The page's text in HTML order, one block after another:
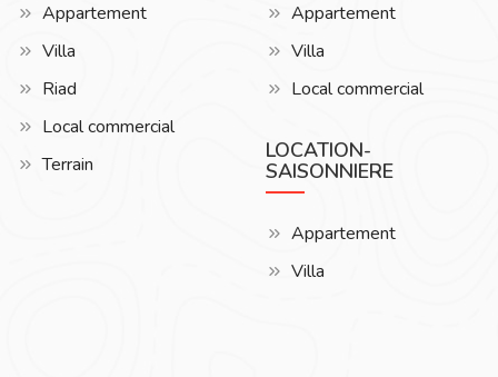
Appartement
Villa
Riad
Local commercial
Terrain
Appartement
Villa
Local commercial
LOCATION-
SAISONNIERE
Appartement
Villa